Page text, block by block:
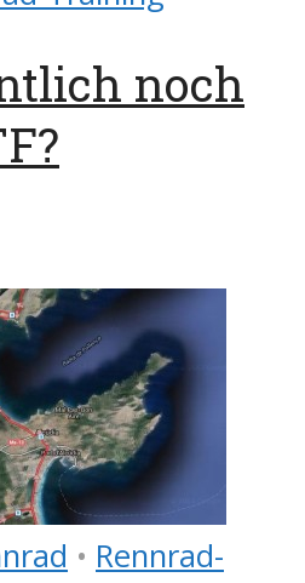
noch
• Rennrad-